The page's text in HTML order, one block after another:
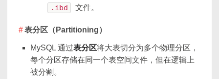
.ibd 文件。
表分区（Partitioning）
MySQL 通过表分区将大表切分为多个物理分区，
每个分区存储在同一个表空间文件，但在逻辑上
被分割。